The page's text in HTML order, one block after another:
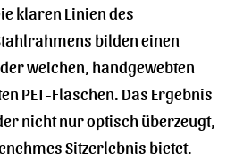
klaren Linien des
bilden einen
weichen, handgewebten
PET-Flaschen. Das Ergebnis
nicht nur optisch überzeugt,
Sitzerlebnis bietet.